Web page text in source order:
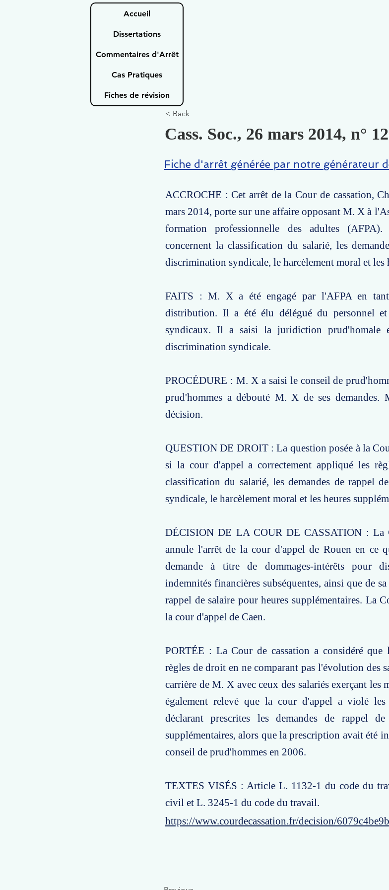
Accueil
Dissertations
Commentaires d'Arrêt
Cas Pratiques
Fiches de révision
< Back
Cass. Soc., 26 mars 2014, n°
Fiche d'arrêt générée par notre générateur
ACCROCHE : Cet arrêt de la Cour de cassation,
mars 2014, porte sur une affaire opposant M. X à
formation professionnelle des adultes (AFPA).
concernent la classification du salarié, les
discrimination syndicale, le harcèlement moral et les
FAITS : M. X a été engagé par l'AFPA en
distribution. Il a été élu délégué du personnel
syndicaux. Il a saisi la juridiction prud'homale
discrimination syndicale.
PROCÉDURE : M. X a saisi le conseil de
prud'hommes a débouté M. X de ses
décision.
QUESTION DE DROIT : La question posée à la
si la cour d'appel a correctement appliqué les
classification du salarié, les demandes de rappel
syndicale, le harcèlement moral et les heures
DÉCISION DE LA COUR DE CASSATION : La
annule l'arrêt de la cour d'appel de Rouen en ce
demande à titre de dommages-intérêts pour
indemnités financières subséquentes, ainsi que de
rappel de salaire pour heures supplémentaires. La
la cour d'appel de Caen.
PORTÉE : La Cour de cassation a considéré
règles de droit en ne comparant pas l'évolution des
carrière de M. X avec ceux des salariés exerçant les
également relevé que la cour d'appel a violé
déclarant prescrites les demandes de rappel
supplémentaires, alors que la prescription avait été
conseil de prud'hommes en 2006.
TEXTES VISÉS : Article L. 1132-1 du code du
civil et L. 3245-1 du code du travail.
https://www.courdecassation.fr/decision/